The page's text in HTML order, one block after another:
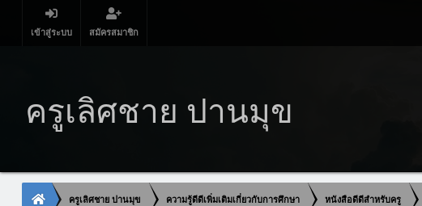
เข้าสู่ระบบ สมัครสมาชิก
ครูเลิศชาย ปานมุข
ครูเลิศชาย ปานมุข ความรู้ดีดีเพิ่มเติมเกี่ยวกับการศึกษา หนังสือดีดีสำหรับครู